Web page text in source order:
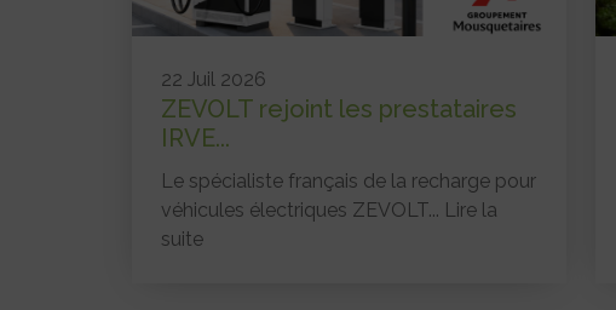
22 Juil 2026
ZEVOLT rejoint les prestataires
IRVE...
Le spécialiste français de la recharge pour
véhicules électriques ZEVOLT... Lire la
suite